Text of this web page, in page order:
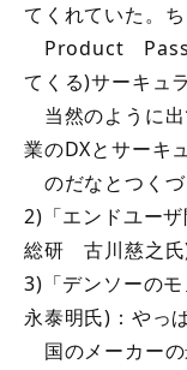
てくれていた。
Product
てくる)サーキュ
当然のように
業のDXとサーキ
のだなとつくづ
2)「エンドユー
総研 古川慈之氏
3)「デンソーの
永泰明氏)：やっ
国のメーカー